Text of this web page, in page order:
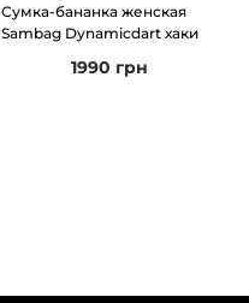
Сумка-бананка женская
Sambag Dynamicdart хаки
1990 грн